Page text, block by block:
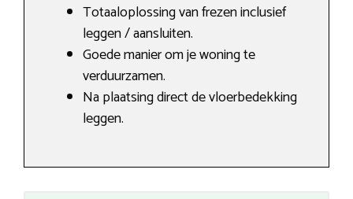
Totaaloplossing van frezen inclusief
leggen / aansluiten.
Goede manier om je woning te
verduurzamen.
Na plaatsing direct de vloerbedekking
leggen.